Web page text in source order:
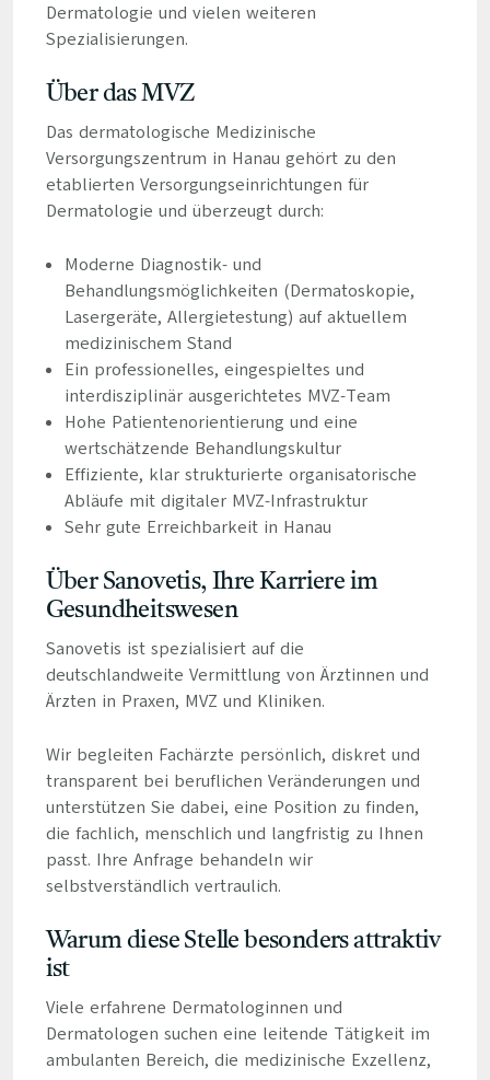
Dermatologie und vielen weiteren
Spezialisierungen.
Über das MVZ
Das dermatologische Medizinische
Versorgungszentrum in Hanau gehört zu den
etablierten Versorgungseinrichtungen für
Dermatologie und überzeugt durch:
Moderne Diagnostik- und
Behandlungsmöglichkeiten (Dermatoskopie,
Lasergeräte, Allergietestung) auf aktuellem
medizinischem Stand
Ein professionelles, eingespieltes und
interdisziplinär ausgerichtetes MVZ-Team
Hohe Patientenorientierung und eine
wertschätzende Behandlungskultur
Effiziente, klar strukturierte organisatorische
Abläufe mit digitaler MVZ-Infrastruktur
Sehr gute Erreichbarkeit in Hanau
Über Sanovetis, Ihre Karriere im
Gesundheitswesen
Sanovetis ist spezialisiert auf die
deutschlandweite Vermittlung von Ärztinnen und
Ärzten in Praxen, MVZ und Kliniken.
Wir begleiten Fachärzte persönlich, diskret und
transparent bei beruflichen Veränderungen und
unterstützen Sie dabei, eine Position zu finden,
die fachlich, menschlich und langfristig zu Ihnen
passt. Ihre Anfrage behandeln wir
selbstverständlich vertraulich.
Warum diese Stelle besonders attraktiv
ist
Viele erfahrene Dermatologinnen und
Dermatologen suchen eine leitende Tätigkeit im
ambulanten Bereich, die medizinische Exzellenz,